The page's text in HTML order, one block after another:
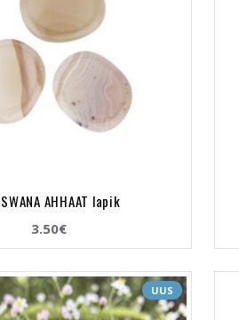
AHHAAT lapik
3.50€
UUS